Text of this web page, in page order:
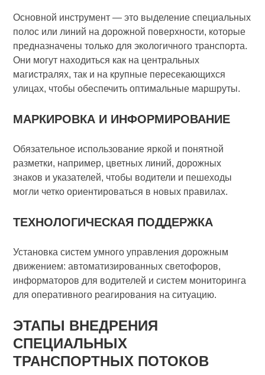
Основной инструмент — это выделение специальных
полос или линий на дорожной поверхности, которые
предназначены только для экологичного транспорта.
Они могут находиться как на центральных
магистралях, так и на крупные пересекающихся
улицах, чтобы обеспечить оптимальные маршруты.
МАРКИРОВКА И ИНФОРМИРОВАНИЕ
Обязательное использование яркой и понятной
разметки, например, цветных линий, дорожных
знаков и указателей, чтобы водители и пешеходы
могли четко ориентироваться в новых правилах.
ТЕХНОЛОГИЧЕСКАЯ ПОДДЕРЖКА
Установка систем умного управления дорожным
движением: автоматизированных светофоров,
информаторов для водителей и систем мониторинга
для оперативного реагирования на ситуацию.
ЭТАПЫ ВНЕДРЕНИЯ
СПЕЦИАЛЬНЫХ
ТРАНСПОРТНЫХ ПОТОКОВ